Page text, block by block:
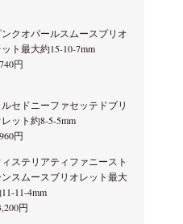
ンクオパールスムースブリオ
ト最大約15-10-7mm
円
ルセドニーファセッテドブリ
ット約8-5-5mm
円
ィステリアティファニースト
ンスムースブリオレット最大
11-4mm
円